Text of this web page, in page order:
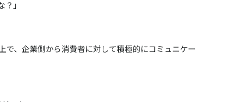
」
で、企業側から消費者に対して積極的にコミュニケー